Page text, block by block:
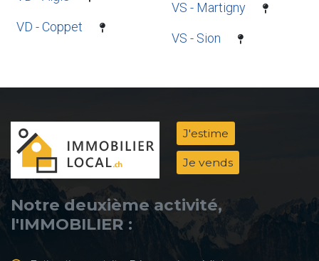
VD - Coppet
VS - Martigny
VS - Sion
Notre deuxième activité,
l'IMMOBILIER :
J'estime
Je vends